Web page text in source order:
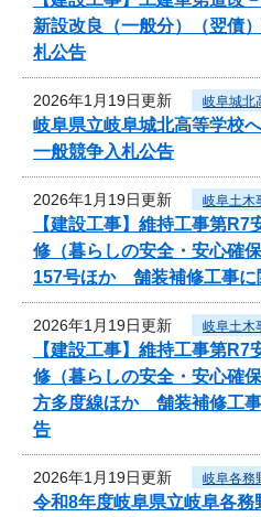
新設改良（一般分）（翌債
札公告
2026年1月19日更新 岐阜城北
岐阜県立岐阜城北高等学校
一般競争入札公告
2026年1月19日更新 岐阜土木
【建設工事】維持工事第
修（暮らしの安全・安心確
157号ほか 舗装補修工事に
2026年1月19日更新 岐阜土木
【建設工事】維持工事第
修（暮らしの安全・安心確
方多度線ほか 舗装補修工
告
2026年1月19日更新 岐阜各務
令和8年度岐阜県立岐阜各